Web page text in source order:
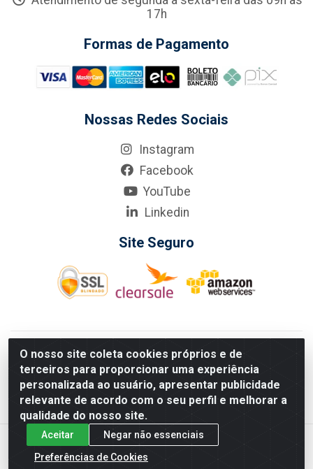
O nosso site coleta cookies próprios e de
terceiros para proporcionar uma experiência
personalizada ao usuário, apresentar publicidade
relevante de acordo com o seu perfil e melhorar a
qualidade do nosso site.
Aceitar
Negar não essenciais
Preferências de Cookies
17h
Formas de Pagamento
Nossas Redes Sociais
Instagram
Facebook
YouTube
Linkedin
Site Seguro
KarneKeijo Logistica Integrada LTDA - Rod. Br-101 Sul, nº3700
- Barro, Recife/PE, 50900-400 CNPJ: 24.150.377/0001-95
Estados atendidos pela KarneKeijo: PE, PB e RN.